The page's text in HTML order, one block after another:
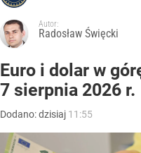
Autor:
Radosław Święcki
Euro i dolar w
7 sierpnia 2026 r.
Dodano:dzisiaj 11:55